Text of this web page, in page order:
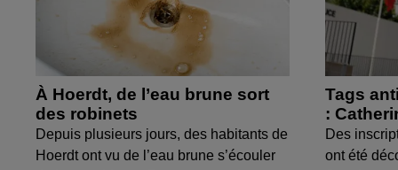
À Hoerdt, de l’eau brune sort
des robinets
Depuis plusieurs jours, des habitants de
Hoerdt ont vu de l’eau brune s’écouler
Tags
:
Des
ont été